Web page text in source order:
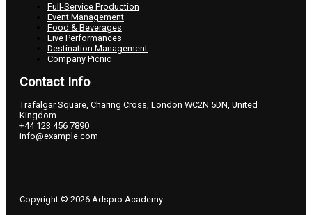
Full-Service Production
Event Management
Food & Beverages
Live Performances
Destination Management
Company Picnic
Contact Info
Trafalgar Square, Charing Cross, London WC2N 5DN, United
Kingdom.
+44 123 456 7890
info@example.com
Copyright © 2026 Adspro Academy